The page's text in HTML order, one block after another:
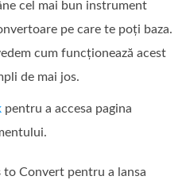
cel mai bun instrument
pe care te poți baza.
cum funcționează acest
de mai jos.
pentru a accesa pagina
to Convert pentru a lansa